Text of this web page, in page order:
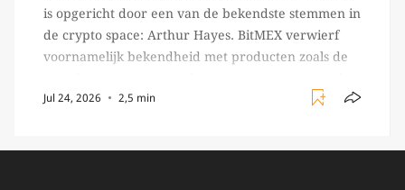
is opgericht door een van de bekendste stemmen in
de crypto space: Arthur Hayes. BitMEX verwierf
voornamelijk bekendheid met producten zoals de
exchange vooral bekend om het brede aanbod in
Jul 24, 2026 2,5 min